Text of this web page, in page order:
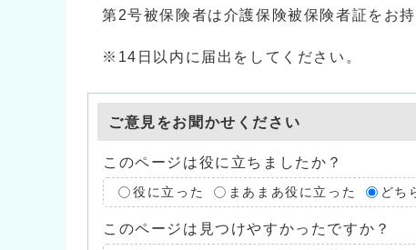
第2号被保険者は介護保険被保険者証をお
※14日以内に届出をしてください。
ご意見をお聞かせください
このページは役に立ちましたか？
役に立った まあまあ役に立った どち
このページは見つけやすかったですか？